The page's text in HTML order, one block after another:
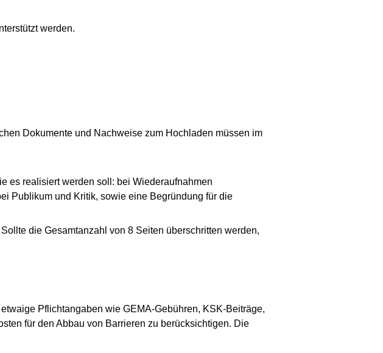
werden.
Dokumente und Nachweise zum Hochladen müssen im
es realisiert werden soll: bei Wiederaufnahmen
Publikum und Kritik, sowie eine Begründung für die
die Gesamtanzahl von 8 Seiten überschritten werden,
Pflichtangaben wie GEMA-Gebühren, KSK-Beiträge,
für den Abbau von Barrieren zu berücksichtigen. Die